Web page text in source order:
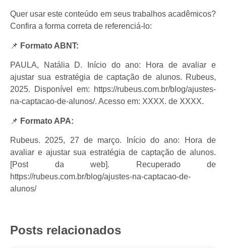
Quer usar este conteúdo em seus trabalhos acadêmicos?
Confira a forma correta de referenciá-lo:
📌 Formato ABNT:
PAULA, Natália D. Início do ano: Hora de avaliar e
ajustar sua estratégia de captação de alunos. Rubeus,
2025. Disponível em: https://rubeus.com.br/blog/ajustes-
na-captacao-de-alunos/. Acesso em: XXXX. de XXXX.
📌 Formato APA:
Rubeus. 2025, 27 de março. Início do ano: Hora de
avaliar e ajustar sua estratégia de captação de alunos.
[Post da web]. Recuperado de
https://rubeus.com.br/blog/ajustes-na-captacao-de-
alunos/
Posts relacionados